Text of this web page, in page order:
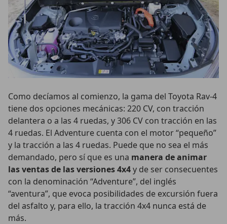
Como decíamos al comienzo, la gama del Toyota Rav-4
tiene dos opciones mecánicas: 220 CV, con tracción
delantera o a las 4 ruedas, y 306 CV con tracción en las
4 ruedas. El Adventure cuenta con el motor “pequeño”
y la tracción a las 4 ruedas. Puede que no sea el más
demandado, pero sí que es una manera de animar
las ventas de las versiones 4x4y de ser consecuentes
con la denominación “Adventure”, del inglés
“aventura”, que evoca posibilidades de excursión fuera
del asfalto y, para ello, la tracción 4x4 nunca está de
más.